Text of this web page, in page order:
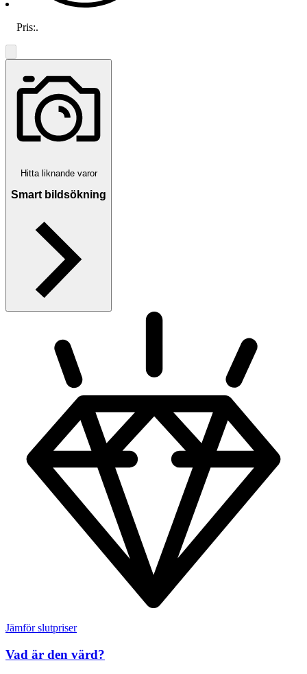
Pris:.
Hitta liknande varor
Smart bildsökning
Jämför slutpriser
Vad är den värd?